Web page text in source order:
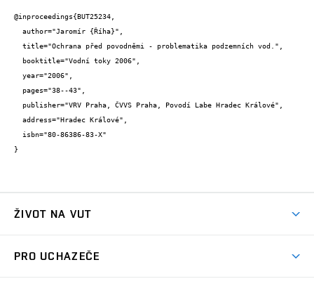
@inproceedings{BUT25234,
}
ŽIVOT NA VUT
PRO UCHAZEČE